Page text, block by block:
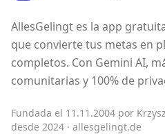
AllesGelingt es la app
que convierte tus metas en
completos. Con Gemini AI,
comunitarias y 100% de
Fundada el 11.11.2004 por
desde 2024 · allesgelingt.de